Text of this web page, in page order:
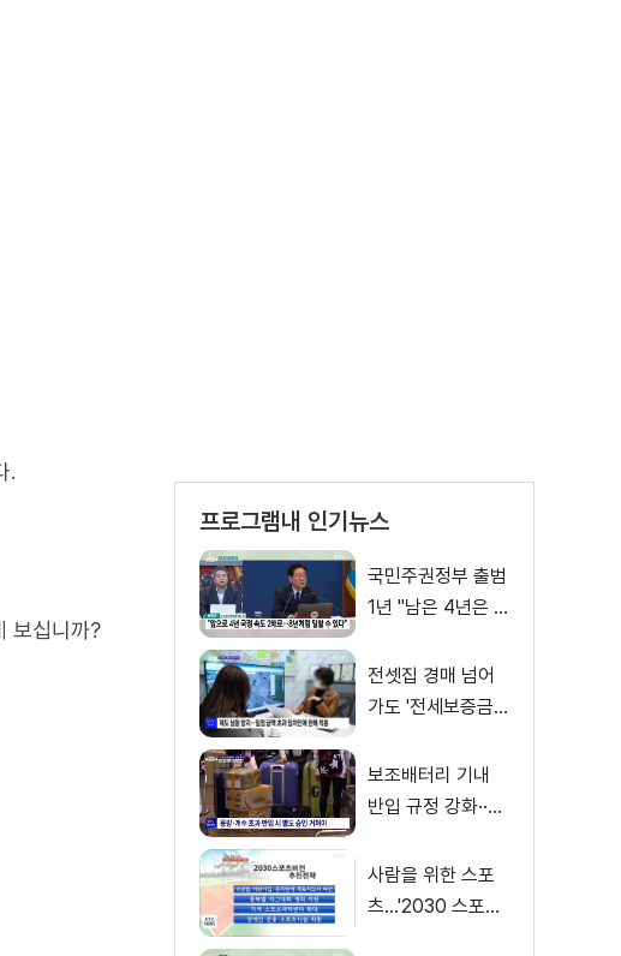
.
보십니까?
프로그램내 인기뉴스
국민주권정부 출범
1년 "남은 4년은 8
전셋집 경매 넘어
가도 '전세보증금'
보조배터리 기내
반입 규정 강화··
사람을 위한 스포
츠…'2030 스포츠